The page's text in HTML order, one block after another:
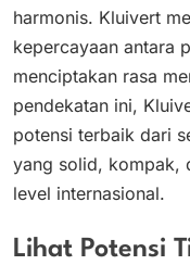
harmonis. Kluivert
kepercayaan antara
menciptakan rasa
pendekatan ini,
potensi terbaik dari
yang solid, kompak,
level internasional.
Lihat Potensi